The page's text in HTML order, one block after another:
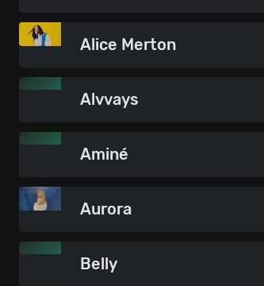
Alice Merton
Alvvays
Aminé
Aurora
Belly